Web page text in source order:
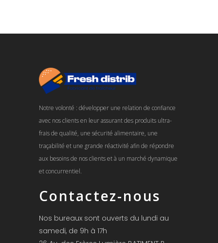
Notre volonté : développer une relation de confiance
avec nos clients en leur assurant des produits ultra-
frais de qualité, une sécurité alimentaire, une
traçabilité et une grande réactivité afin de répondre
aux besoins de nos clients et à un marché dynamique
et concurrentiel.
Contactez-nous
Nos bureaux sont ouverts du lundi au
samedi, de 9h à 17h